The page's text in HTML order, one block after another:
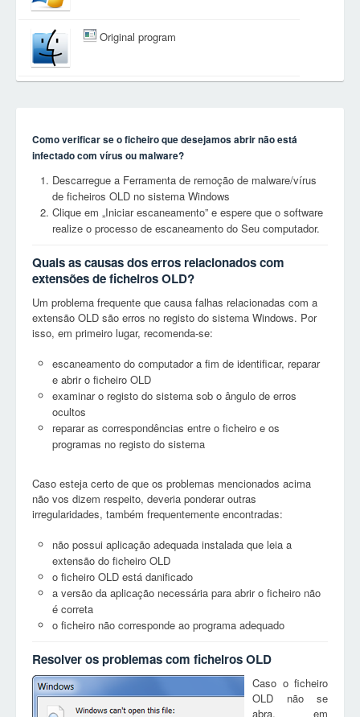
Original program
Como verificar se o ficheiro que desejamos abrir não está
infectado com vírus ou malware?
Descarregue a Ferramenta de remoção de malware/vírus
de ficheiros OLD no sistema Windows
Clique em „Iniciar escaneamento” e espere que o software
realize o processo de escaneamento do Seu computador.
Quais as causas dos erros relacionados com
extensões de ficheiros OLD?
Um problema frequente que causa falhas relacionadas com a
extensão OLD são erros no registo do sistema Windows. Por
isso, em primeiro lugar, recomenda-se:
escaneamento do computador a fim de identificar, reparar
e abrir o ficheiro OLD
examinar o registo do sistema sob o ângulo de erros
ocultos
reparar as correspondências entre o ficheiro e os
programas no registo do sistema
Caso esteja certo de que os problemas mencionados acima
não vos dizem respeito, deveria ponderar outras
irregularidades, também frequentemente encontradas:
não possui aplicação adequada instalada que leia a
extensão do ficheiro OLD
o ficheiro OLD está danificado
a versão da aplicação necessária para abrir o ficheiro não
é correta
o ficheiro não corresponde ao programa adequado
Resolver os problemas com ficheiros OLD
Caso o ficheiro
OLD não se
abra, em